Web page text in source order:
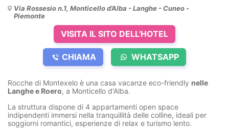
Via Rossesio n.1, Monticello d’Alba - Langhe - Cuneo -
Piemonte
VISITA IL SITO DELL'HOTEL
CHIAMA WHATSAPP
Rocche di Montexelo è una casa vacanze eco-friendly nelle
Langhe e Roero, a Monticello d'Alba.
La struttura dispone di 4 appartamenti open space
indipendenti immersi nella tranquillità delle colline, ideali per
soggiorni romantici, esperienze di relax e turismo lento.